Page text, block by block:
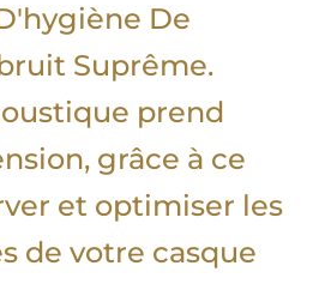
De
Suprême.
prend
grâce à ce
et optimiser les
de votre casque